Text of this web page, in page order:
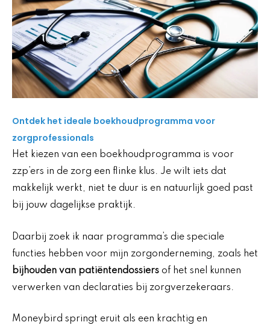
Ontdek het ideale boekhoudprogramma voor
zorgprofessionals
Het kiezen van een boekhoudprogramma is voor
zzp’ers in de zorg een flinke klus. Je wilt iets dat
makkelijk werkt, niet te duur is en natuurlijk goed past
bij jouw dagelijkse praktijk.
Daarbij zoek ik naar programma’s die speciale
functies hebben voor mijn zorgonderneming, zoals het
bijhouden van patiëntendossiers of het snel kunnen
verwerken van declaraties bij zorgverzekeraars.
Moneybird springt eruit als een krachtig en